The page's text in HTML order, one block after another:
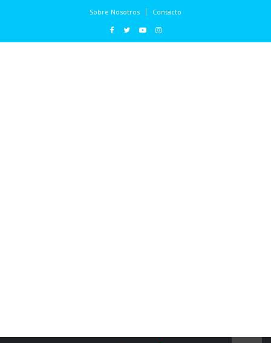
Sobre Nosotros Contacto